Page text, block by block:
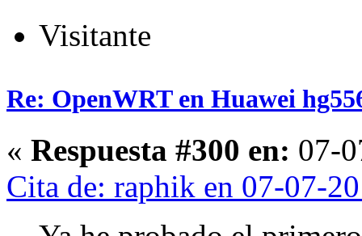
Visitante
Re: OpenWRT en Huawei
« Respuesta #300 en: 07-
Cita de: raphik en 07-07-